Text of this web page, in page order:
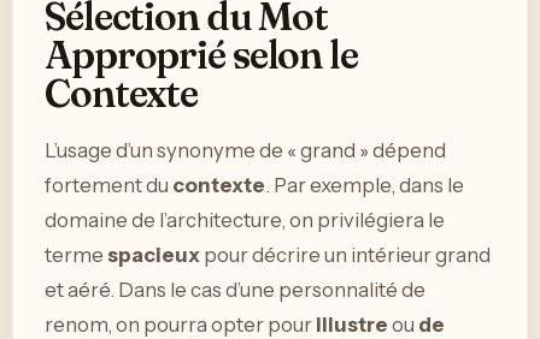
Sélection du Mot
Approprié selon le
Contexte
L’usage d’un synonyme de « grand » dépend
fortement du contexte. Par exemple, dans le
domaine de l’architecture, on privilégiera le
terme spacieux pour décrire un intérieur grand
et aéré. Dans le cas d’une personnalité de
renom, on pourra opter pour illustre ou de